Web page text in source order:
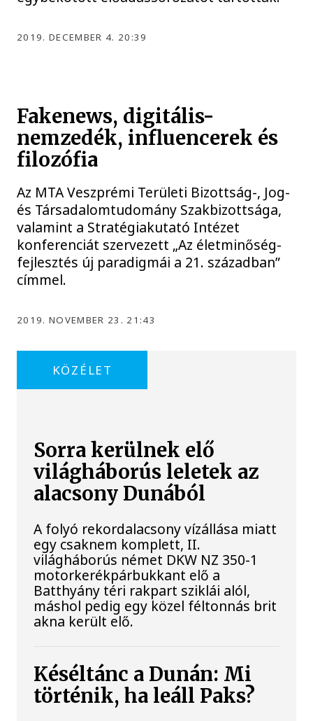
2019. DECEMBER 4. 20:39
Fakenews, digitális-
nemzedék, influencerek és
filozófia
Az MTA Veszprémi Területi Bizottság-, Jog-
és Társadalomtudomány Szakbizottsága,
valamint a Stratégiakutató Intézet
konferenciát szervezett „Az életminőség-
fejlesztés új paradigmái a 21. században”
címmel.
2019. NOVEMBER 23. 21:43
KÖZÉLET
Sorra kerülnek elő
világháborús leletek az
alacsony Dunából
A folyó rekordalacsony vízállása miatt
egy csaknem komplett, II.
világháborús német DKW NZ 350-1
motorkerékpárbukkant elő a
Batthyány téri rakpart sziklái alól,
máshol pedig egy közel féltonnás brit
akna került elő.
Késéltánc a Dunán: Mi
történik, ha leáll Paks?